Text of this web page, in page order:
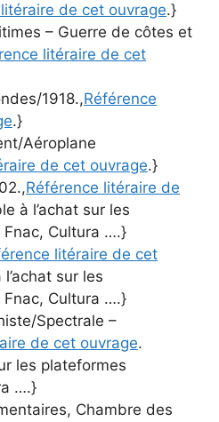
de cet ouvrage.}
– Guerre de côtes et
litéraire de cet
1918.,Référence
.}
Aéroplane
de cet ouvrage.}
Référence litéraire de
à l’achat sur les
Cultura ….}
litéraire de cet
sur les
Cultura ….}
Spectrale –
de cet ouvrage.
les plateformes
….}
Chambre des